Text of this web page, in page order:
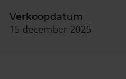
Verkoopdatum
15 december 2025